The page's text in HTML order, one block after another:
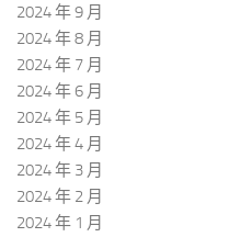
2024 年 9 月
2024 年 8 月
2024 年 7 月
2024 年 6 月
2024 年 5 月
2024 年 4 月
2024 年 3 月
2024 年 2 月
2024 年 1 月